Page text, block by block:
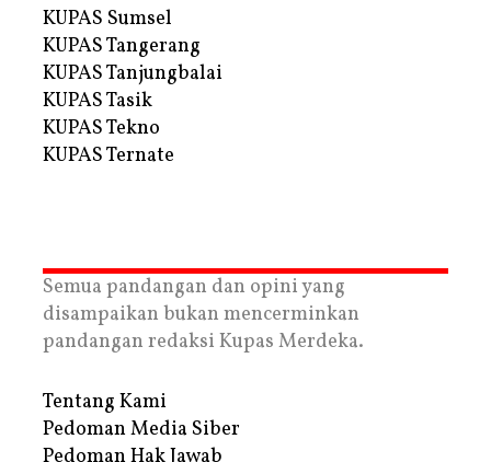
KUPAS Sumsel
KUPAS Tangerang
KUPAS Tanjungbalai
KUPAS Tasik
KUPAS Tekno
KUPAS Ternate
Semua pandangan dan opini yang
disampaikan bukan mencerminkan
pandangan redaksi Kupas Merdeka.
Tentang Kami
Pedoman Media Siber